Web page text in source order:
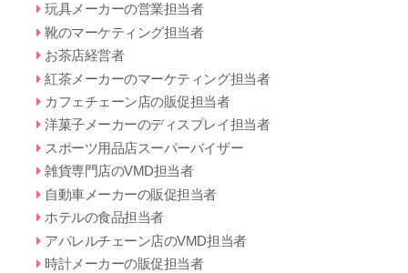
玩具メーカーの営業担当者
靴のマーケティング担当者
お茶店経営者
紅茶メーカーのマーケティング担当者
カフェチェーン店の販促担当者
洋菓子メーカーのディスプレイ担当者
スポーツ用品店スーパーバイザー
雑貨専門店のVMD担当者
自動車メーカーの販促担当者
ホテルの食品担当者
アパレルチェーン店のVMD担当者
時計メーカーの販促担当者